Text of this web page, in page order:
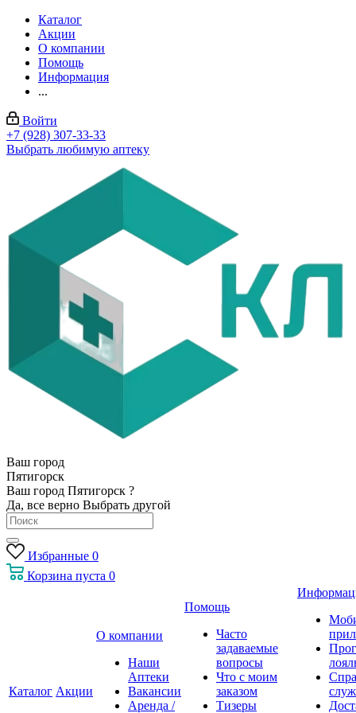
Каталог
Акции
О компании
Помощь
Информация
...
Войти
+7 (928) 307-33-33
Выбрать любимую аптеку
Ваш город
Пятигорск
Ваш город Пятигорск ?
Да, все верно Выбрать другой
Избранные 0
Корзина пуста 0
Каталог Акции
О компании
Наши
Аптеки
Вакансии
Аренда /
Помощь
Часто
задаваемые
вопросы
Что с моим
заказом
Тизеры